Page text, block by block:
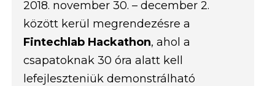
2018. november 30. – december 2.
között kerül megrendezésre a
Fintechlab Hackathon, ahol a
csapatoknak 30 óra alatt kell
lefejleszteniük demonstrálható